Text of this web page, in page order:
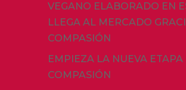
VEGANO ELABORADO EN
LLEGA AL MERCADO
COMPASIÓN
EMPIEZA LA NUEVA ETAPA
COMPASIÓN